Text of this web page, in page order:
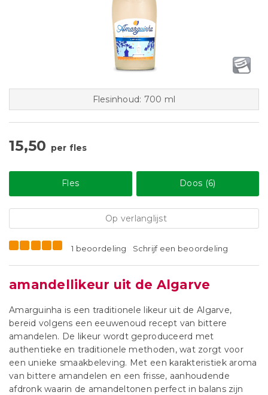
Flesinhoud: 700 ml
15,50 per fles
Fles Doos (6)
Op verlanglijst
1 beoordeling Schrijf een beoordeling
amandellikeur uit de Algarve
Amarguinha is een traditionele likeur uit de Algarve,
bereid volgens een eeuwenoud recept van bittere
amandelen. De likeur wordt geproduceerd met
authentieke en traditionele methoden, wat zorgt voor
een unieke smaakbeleving. Met een karakteristiek aroma
van bittere amandelen en een frisse, aanhoudende
afdronk waarin de amandeltonen perfect in balans zijn